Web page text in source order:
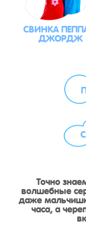
СВИНКА
ДЖОРДЖ
Точно
волшебные
дажечаса, а